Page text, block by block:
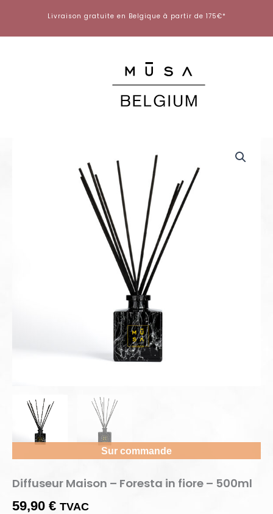
contenu
Livraison gratuite en Belgique à partir de 175€*
Sur commande
Diffuseur Maison – Foresta in fiore – 500ml
59,90 € TVAC